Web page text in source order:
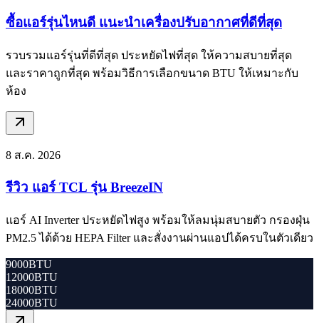
ซื้อแอร์รุ่นไหนดี แนะนำเครื่องปรับอากาศที่ดีที่สุด
รวบรวมแอร์รุ่นที่ดีที่สุด ประหยัดไฟที่สุด ให้ความสบายที่สุด
และราคาถูกที่สุด พร้อมวิธีการเลือกขนาด BTU ให้เหมาะกับ
ห้อง
8 ส.ค. 2026
รีวิว แอร์ TCL รุ่น BreezeIN
แอร์ AI Inverter ประหยัดไฟสูง พร้อมให้ลมนุ่มสบายตัว กรองฝุ่น
PM2.5 ได้ด้วย HEPA Filter และสั่งงานผ่านแอปได้ครบในตัวเดียว
9000BTU
12000BTU
18000BTU
24000BTU